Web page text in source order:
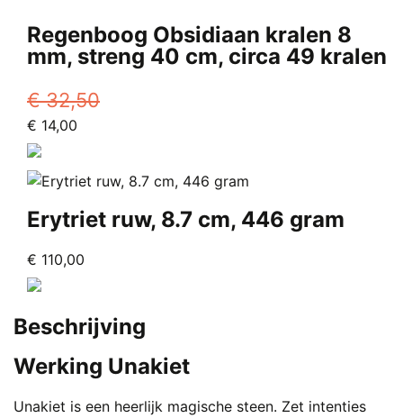
optie
kan
gekozen
worden
op
de
productpagina
Regenboog Obsidiaan kralen 8
mm, streng 40 cm, circa 49 kralen
€32,50
Oorspronkelijke
prijs
was:
€ 32,50.
€ 14,00
€ 14,00.
Erytriet ruw, 8.7 cm, 446 gram
€ 110,00
Beschrijving
Werking Unakiet
Unakiet is een heerlijk magische steen. Zet intenties